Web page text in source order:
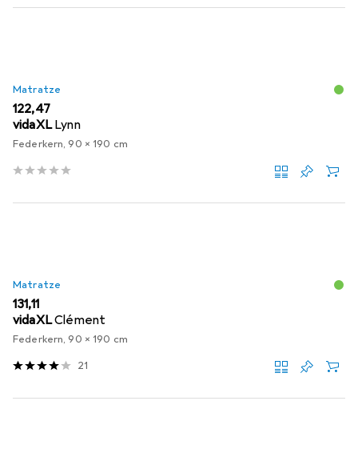
Matratze
EUR
122,47
vidaXL Lynn
Federkern, 90 x 190 cm
Matratze
EUR
131,11
vidaXLClément
Federkern, 90 x 190 cm
21